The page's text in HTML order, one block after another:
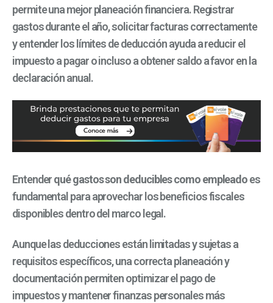
permite una mejor planeación financiera. Registrar
gastos durante el año, solicitar facturas correctamente
y entender los límites de deducción ayuda a reducir el
impuesto a pagar o incluso a obtener saldo a favor en la
declaración anual.
Entenderqué gastos son deducibles como empleadoes
fundamental para aprovechar los beneficios fiscales
disponibles dentro del marco legal.
Aunque las deducciones están limitadas y sujetas a
requisitos específicos, una correcta planeación y
documentación permiten optimizar el pago de
impuestos y mantener finanzas personales más